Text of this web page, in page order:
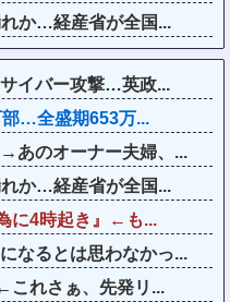
か…経産省が全国...
イバー攻撃…英政...
部…全盛期653万...
→あのオーナー夫婦、...
か…経産省が全国...
に4時起き』←も...
なるとは思わなかっ...
れさぁ、先発リ...